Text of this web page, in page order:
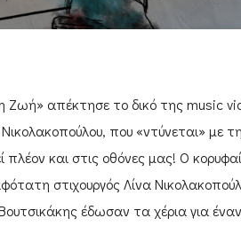
απέκτησε το δικό της music
που «ντύνεται» με
πλέον και στις οθόνες μας! Ο
στιχουργός Λίνα
έδωσαν τα χέρια για